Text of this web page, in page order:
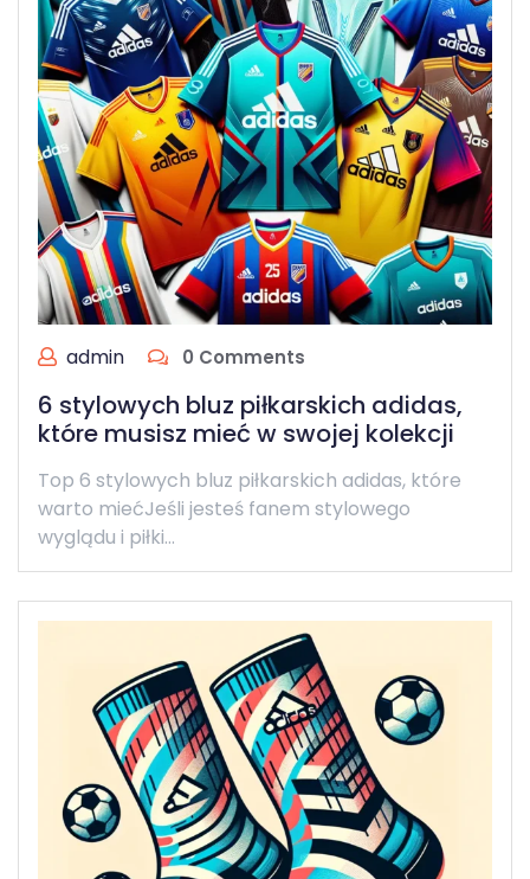
admin 0 Comments
6 stylowych bluz piłkarskich adidas,
które musisz mieć w swojej kolekcji
Top 6 stylowych bluz piłkarskich adidas, które
warto miećJeśli jesteś fanem stylowego
wyglądu i piłki…